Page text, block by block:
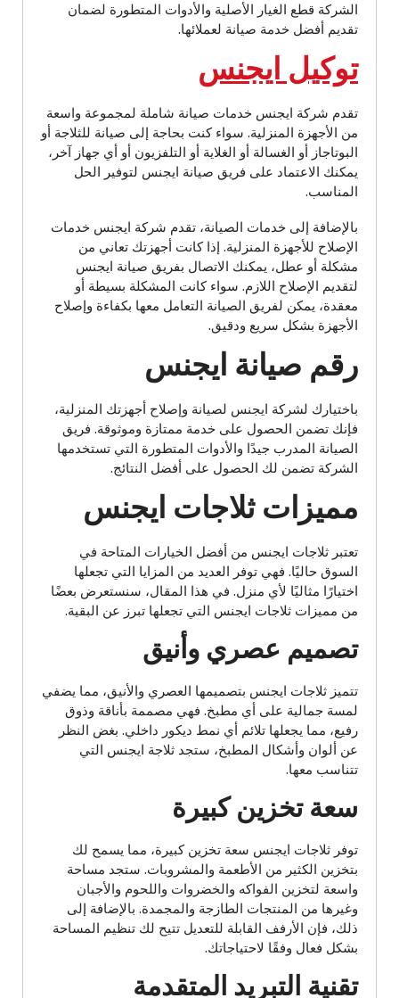
الشركة قطع الغيار الأصلية والأدوات المتطورة لضمان
تقديم أفضل خدمة صيانة لعملائها.
توكيل ايجنس
تقدم شركة ايجنس خدمات صيانة شاملة لمجموعة واسعة
من الأجهزة المنزلية. سواء كنت بحاجة إلى صيانة للثلاجة أو
البوتاجاز أو الغسالة أو الغلاية أو التلفزيون أو أي جهاز آخر،
يمكنك الاعتماد على فريق صيانة ايجنس لتوفير الحل
المناسب.
بالإضافة إلى خدمات الصيانة، تقدم شركة ايجنس خدمات
الإصلاح للأجهزة المنزلية. إذا كانت أجهزتك تعاني من
مشكلة أو عطل، يمكنك الاتصال بفريق صيانة ايجنس
لتقديم الإصلاح اللازم. سواء كانت المشكلة بسيطة أو
معقدة، يمكن لفريق الصيانة التعامل معها بكفاءة وإصلاح
الأجهزة بشكل سريع ودقيق.
رقم صيانة ايجنس
باختيارك لشركة ايجنس لصيانة وإصلاح أجهزتك المنزلية،
فإنك تضمن الحصول على خدمة ممتازة وموثوقة. فريق
الصيانة المدرب جيدًا والأدوات المتطورة التي تستخدمها
الشركة تضمن لك الحصول على أفضل النتائج.
مميزات ثلاجات ايجنس
تعتبر ثلاجات ايجنس من أفضل الخيارات المتاحة في
السوق حاليًا. فهي توفر العديد من المزايا التي تجعلها
اختيارًا مثاليًا لأي منزل. في هذا المقال، سنستعرض بعضًا
من مميزات ثلاجات ايجنس التي تجعلها تبرز عن البقية.
تصميم عصري وأنيق
تتميز ثلاجات ايجنس بتصميمها العصري والأنيق، مما يضفي
لمسة جمالية على أي مطبخ. فهي مصممة بأناقة وذوق
رفيع، مما يجعلها تلائم أي نمط ديكور داخلي. بغض النظر
عن ألوان وأشكال المطبخ، ستجد ثلاجة ايجنس التي
تتناسب معها.
سعة تخزين كبيرة
توفر ثلاجات ايجنس سعة تخزين كبيرة، مما يسمح لك
بتخزين الكثير من الأطعمة والمشروبات. ستجد مساحة
واسعة لتخزين الفواكه والخضروات واللحوم والأجبان
وغيرها من المنتجات الطازجة والمجمدة. بالإضافة إلى
ذلك، فإن الأرفف القابلة للتعديل تتيح لك تنظيم المساحة
بشكل فعال وفقًا لاحتياجاتك.
تقنية التبريد المتقدمة